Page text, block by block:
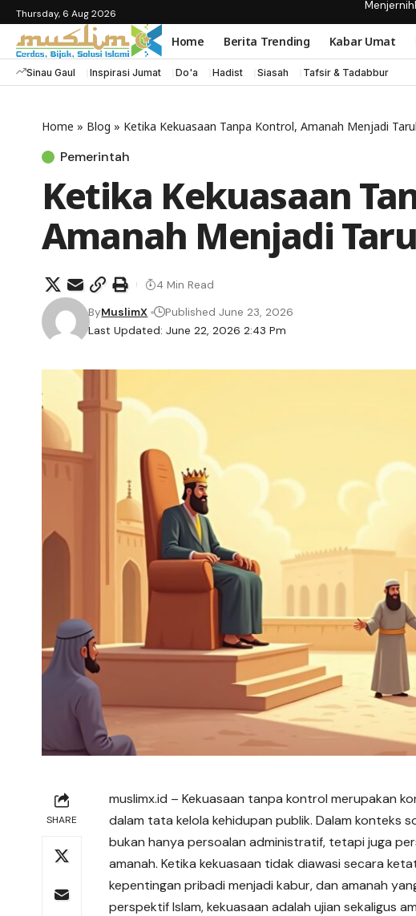
Thursday, 6 Aug 2026
Home Berita Trending Kabar Umat
Sinau Gaul Inspirasi Jumat Do'a Hadist Siasah Tafsir & Tadabbur
Home » Blog » Ketika Kekuasaan Tanpa Kontrol, Amanah Menjadi
Pemerintah
Ketika Kekuasaan
Amanah Menjadi
Last Updated: June 22, 2026 2:43 Pm
ByMuslimX Published June 23, 2026
4 Min Read
SHARE
muslimx.id – Kekuasaan tanpa kontrol merupakan
dalam tata kelola kehidupan publik. Dalam konteks
bukan hanya persoalan administratif, tetapi juga
amanah. Ketika kekuasaan tidak diawasi secara
kepentingan pribadi menjadi kabur, dan amanah
perspektif Islam, kekuasaan adalah ujian sekaligus